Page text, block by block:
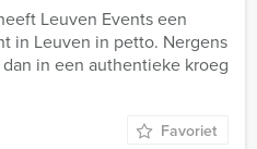
Leuven Events een
in Leuven in petto. Nergens
in een authentieke kroeg
Favoriet